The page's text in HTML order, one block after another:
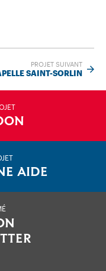
PROJET SUIVANT
SAINT-SORLIN
AIDE